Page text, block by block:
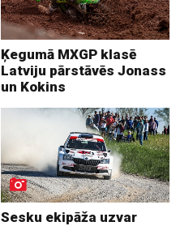
Ķegumā MXGP klasē
Latviju pārstāvēs Jonass
un Kokins
Sesku ekipāža uzvar